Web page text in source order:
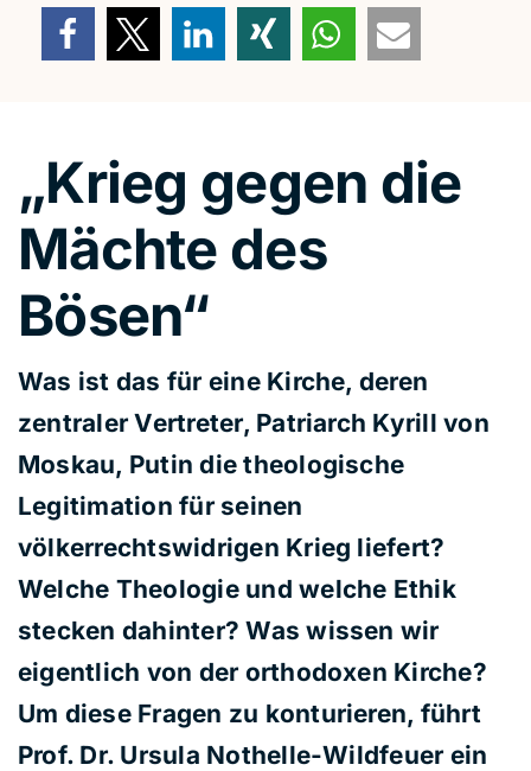
„Krieg gegen die
Mächte des
Bösen“
Was ist das für eine Kirche, deren
zentraler Vertreter, Patriarch Kyrill von
Moskau, Putin die theologische
Legitimation für seinen
völkerrechtswidrigen Krieg liefert?
Welche Theologie und welche Ethik
stecken dahinter? Was wissen wir
eigentlich von der orthodoxen Kirche?
Um diese Fragen zu konturieren, führt
Prof. Dr. Ursula Nothelle-Wildfeuer ein